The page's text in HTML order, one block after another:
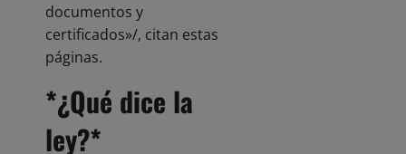
documentos y
certificados»/, citan estas
páginas.
*¿Qué dice la
ley?*